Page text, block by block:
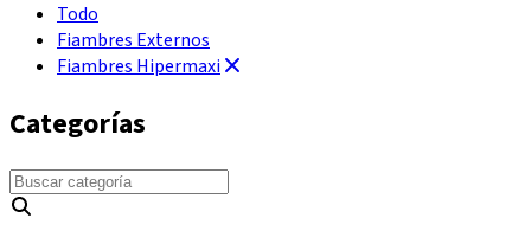
Todo
Fiambres Externos
Fiambres Hipermaxi
Categorías